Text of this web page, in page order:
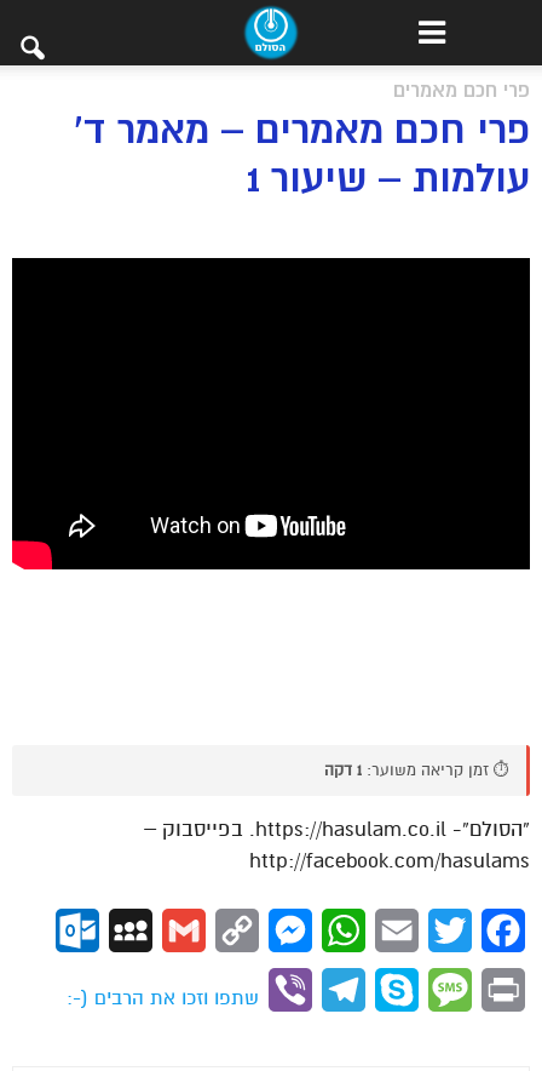
פרי חכם מאמרים
פרי חכם מאמרים – מאמר ד’
עולמות – שיעור 1
⏱️ זמן קריאה משוער: 1 דקה
“הסולם”- https://hasulam.co.il. בפייסבוק –
http://facebook.com/hasulams
Facebook
Twitter
Email
WhatsApp
Messenger
Copy
Gmail
MySpace
Print
Message
Skype
Telegram
Viber
שתפו וזכו את הרבים (-: